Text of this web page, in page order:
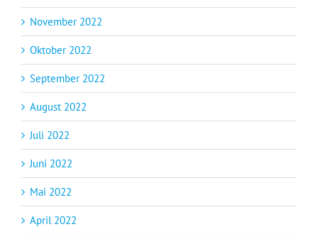
November 2022
Oktober 2022
September 2022
August 2022
Juli 2022
Juni 2022
Mai 2022
April 2022